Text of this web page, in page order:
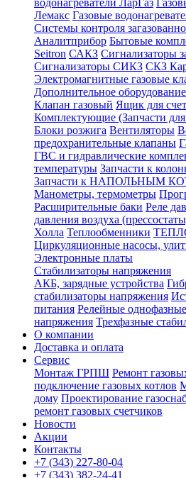
водонагреватели ЛарГаз
Лемакс Газовые
Системы контроля
Аналитприбор Бытовые
Seitron САКЗ Сигнализаторы
Сигнализаторы СИКЗ СКЗ
Электромагнитные газовые
Дополнительное
Клапан газовый Ящик для
Комплектующие (Запчасти для
Блоки розжига Вентиляторы
предохранительные клапаны
ГВС и гидравлические
температуры Запчасти к
Запчасти к НАПОЛЬНЫМ
Манометры, термометры
Расширительные баки Реле
давления воздуха
Холла Теплообменники
Циркуляционные насосы,
Электронные платы
Стабилизаторы напряжения
АКБ, зарядные устройства
стабилизаторы напряжения
питания Релейные
напряжения Трехфазные
О компании
Доставка и оплата
Сервис
Монтаж ГРПШ Ремонт
подключение газовых котлов
дому Проектирование
ремонт газовых счетчиков
Новости
Акции
Контакты
+7 (343) 227-80-04
+7 (343) 382-24-41